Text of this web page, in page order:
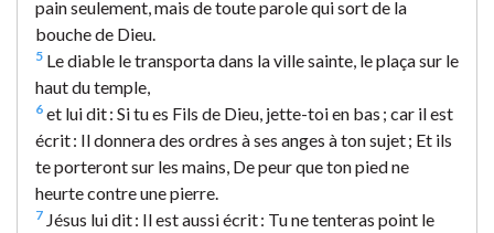
pain seulement, mais de toute parole qui sort de la
bouche de Dieu.
5 Le diable le transporta dans la ville sainte, le plaça sur le
haut du temple,
6 et lui dit : Si tu es Fils de Dieu, jette-toi en bas ; car il est
écrit : Il donnera des ordres à ses anges à ton sujet ; Et ils
te porteront sur les mains, De peur que ton pied ne
heurte contre une pierre.
7 Jésus lui dit : Il est aussi écrit : Tu ne tenteras point le